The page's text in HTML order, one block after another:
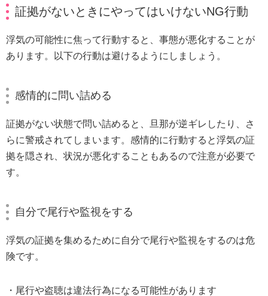
証拠がないときにやってはいけないNG行動
浮気の可能性に焦って行動すると、事態が悪化することが
あります。以下の行動は避けるようにしましょう。
感情的に問い詰める
証拠がない状態で問い詰めると、旦那が逆ギレしたり、さ
らに警戒されてしまいます。感情的に行動すると浮気の証
拠を隠され、状況が悪化することもあるので注意が必要で
す。
自分で尾行や監視をする
浮気の証拠を集めるために自分で尾行や監視をするのは危
険です。
尾行や盗聴は違法行為になる可能性があります